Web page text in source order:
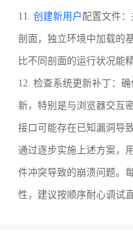
11. 创建新用户配置文件
剖面，独立环境中加载的
比不同剖面的运行状况能
12. 检查系统更新补丁：
新，特别是与浏览器交互
接口可能存在已知漏洞导
通过逐步实施上述方案，
件冲突导致的崩溃问题。
性，建议按顺序耐心调试